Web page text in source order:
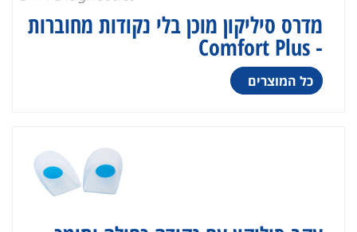
מדרס סיליקון מוכן בלי נקודות מחוברות
- Comfort Plus
כל המוצרים